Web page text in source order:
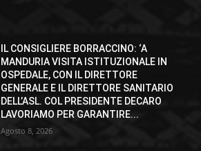
IL CONSIGLIERE BORRACCINO: ‘A
MANDURIA VISITA ISTITUZIONALE IN
OSPEDALE, CON IL DIRETTORE
GENERALE E IL DIRETTORE SANITARIO
DELL’ASL. COL PRESIDENTE DECARO
LAVORIAMO PER GARANTIRE...
Agosto 8, 2026